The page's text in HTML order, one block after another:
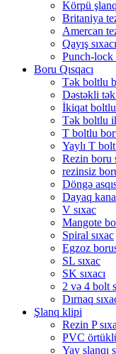
Körpü
Britaniya
Amercan
Qayış sıxacı
Punch-lock
Boru Qısqacı
Tək boltlu
Dəstəkli tək
İkiqat boltlu
Tək boltlu
T boltlu
Yaylı T bolt
Rezin boru
rezinsiz
Döngə
Dayaq
V sıxac
Mangote
Spiral sıxac
Egzoz
SL sıxac
SK sıxacı
2 və 4 bolt
Dırnaq
Şlanq klipi
Rezin P
PVC
Yay şlanqı